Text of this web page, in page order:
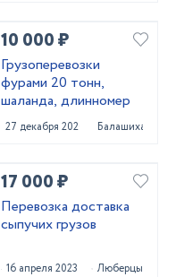
10 000 ₽
Грузоперевозки
фурами 20 тонн,
шаланда, длинномер
27 декабря 2020 Балашиха
17 000 ₽
Перевозка доставка
сыпучих грузов
16 апреля 2023 Люберцы